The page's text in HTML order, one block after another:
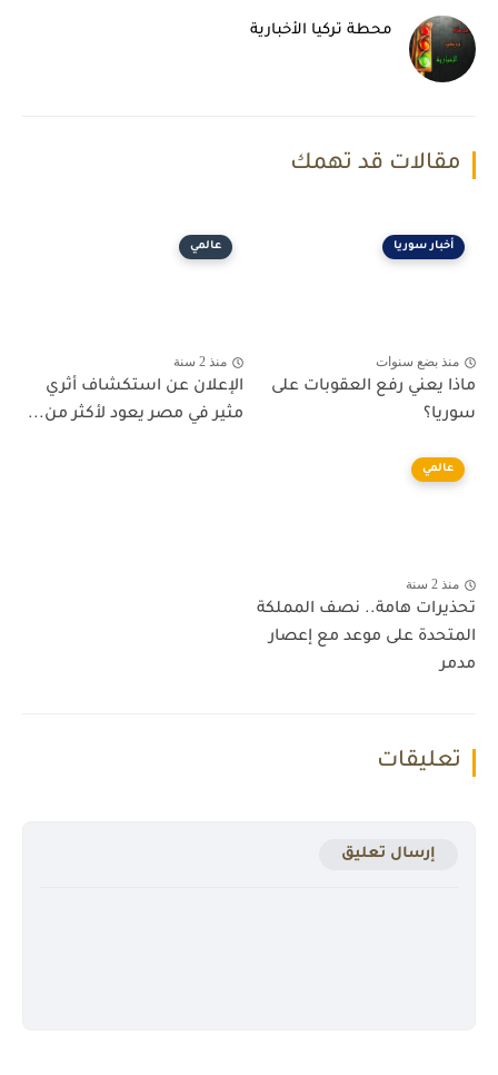
محطة تركيا الأخبارية
مقالات قد تهمك
أخبار سوريا
منذ بضع سنوات
ماذا يعني رفع العقوبات على
سوريا؟
عالمي
منذ 2 سنة
الإعلان عن استكشاف أثري
مثير في مصر يعود لأكثر من...
عالمي
منذ 2 سنة
تحذيرات هامة.. نصف المملكة
المتحدة على موعد مع إعصار
مدمر
تعليقات
إرسال تعليق